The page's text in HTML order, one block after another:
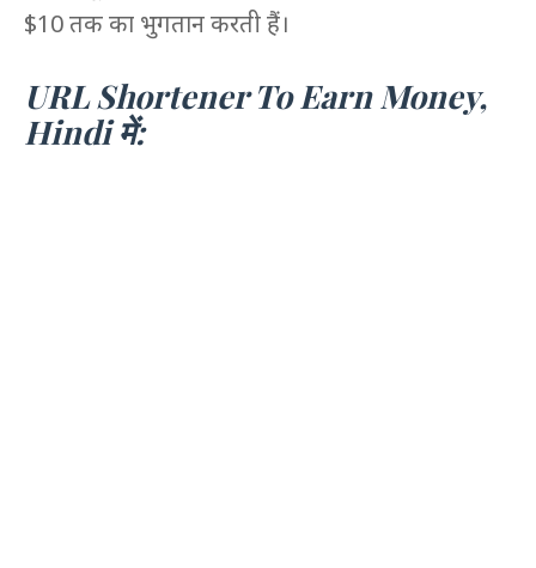
$10 तक का भुगतान करती हैं।
URL Shortener To Earn Money,
Hindi में: